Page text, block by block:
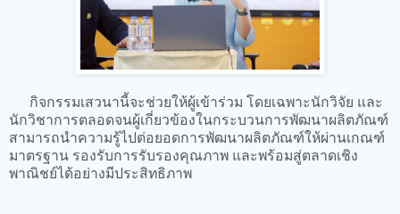
กิจกรรมเสวนานี้จะช่วยให้ผู้เข้าร่วม โดยเฉพาะนักวิจัย และ
นักวิชาการตลอดจนผู้เกี่ยวข้องในกระบวนการพัฒนาผลิตภัณฑ์
สามารถนำความรู้ไปต่อยอดการพัฒนาผลิตภัณฑ์ให้ผ่านเกณฑ์
มาตรฐาน รองรับการรับรองคุณภาพ และพร้อมสู่ตลาดเชิง
พาณิชย์ได้อย่างมีประสิทธิภาพ